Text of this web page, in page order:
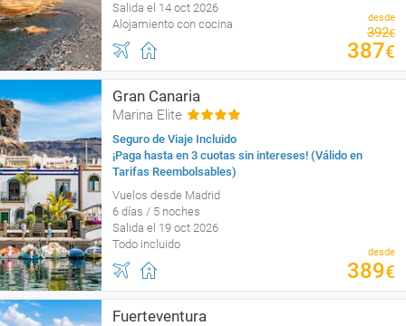
Salida el 14 oct 2026
Alojamiento con cocina
desde
392€
387€
Gran Canaria
Marina Elite
Seguro de Viaje Incluido
¡Paga hasta en 3 cuotas sin intereses! (Válido en
Tarifas Reembolsables)
Vuelos desde Madrid
6 días / 5 noches
Salida el 19 oct 2026
Todo incluido
desde
389€
Fuerteventura